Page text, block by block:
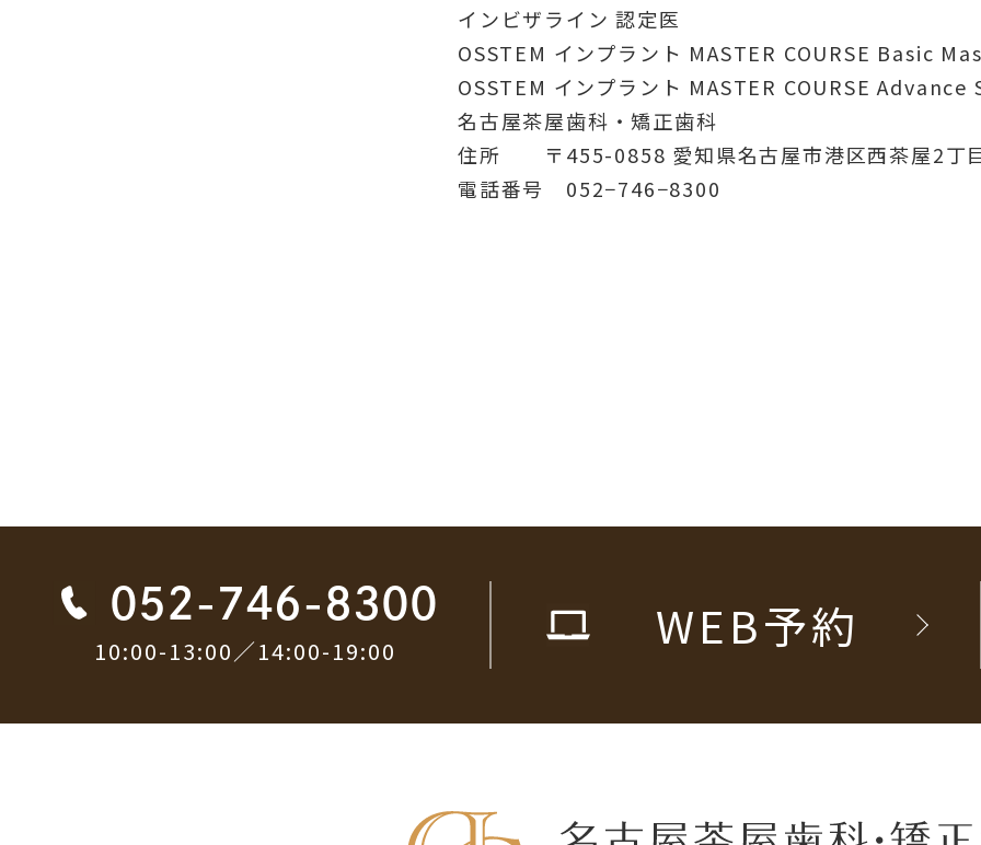
インビザライン 認定医
OSSTEM インプラント MASTER COURSE Basic
OSSTEM インプラント MASTER COURSE
名古屋茶屋歯科・矯正歯科
住所 〒455-0858 愛知県名古屋市港区西茶屋2丁
電話番号 052−746−8300
052-746-8300
10:00-13:00／14:00-19:00 WEB予約